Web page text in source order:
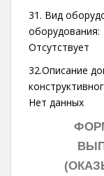
31. Вид
оборудования:
Отсутствует
32.Описание
Нет данных